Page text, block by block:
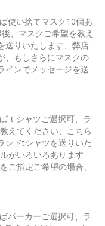
使い捨てマスク10個あ
、マスクご希望を教え
送りいたします、弊店
、もしさらにマスクの
インでメッセージを送
ｔシャツご選択可、ラ
えてください、こちら
ンドtシャツを送りいた
がいろいろあります
ご指定ご希望の場合、
パーカーご選択可、ラ